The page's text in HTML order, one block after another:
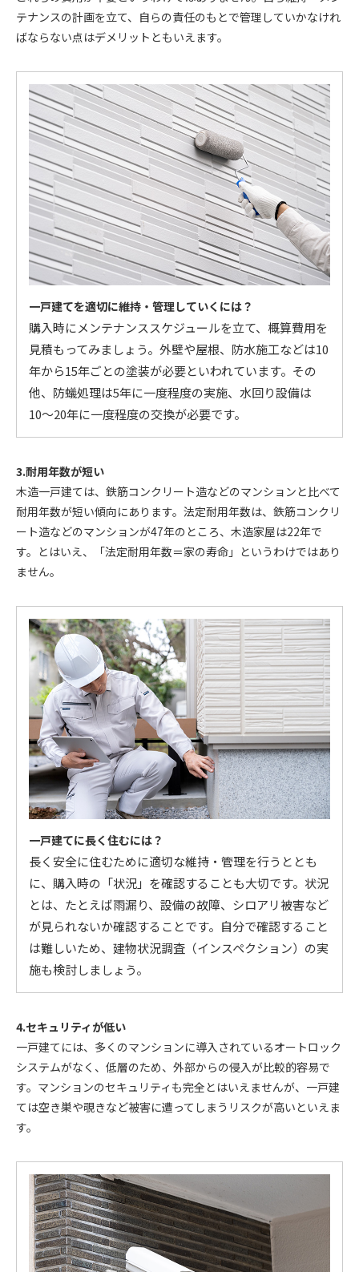
テナンスの計画を立て、自らの責任のもとで管理していかなけれ
ばならない点はデメリットともいえます。
一戸建てを適切に維持・管理していくには？
購入時にメンテナンススケジュールを立て、概算費用を
見積もってみましょう。外壁や屋根、防水施工などは10
年から15年ごとの塗装が必要といわれています。その
他、防蟻処理は5年に一度程度の実施、水回り設備は
10〜20年に一度程度の交換が必要です。
3.耐用年数が短い
木造一戸建ては、鉄筋コンクリート造などのマンションと比べて
耐用年数が短い傾向にあります。法定耐用年数は、鉄筋コンクリ
ート造などのマンションが47年のところ、木造家屋は22年で
す。とはいえ、「法定耐用年数＝家の寿命」というわけではあり
ません。
一戸建てに長く住むには？
長く安全に住むために適切な維持・管理を行うととも
に、購入時の「状況」を確認することも大切です。状況
とは、たとえば雨漏り、設備の故障、シロアリ被害など
が見られないか確認することです。自分で確認すること
は難しいため、建物状況調査（インスペクション）の実
施も検討しましょう。
4.セキュリティが低い
一戸建てには、多くのマンションに導入されているオートロック
システムがなく、低層のため、外部からの侵入が比較的容易で
す。マンションのセキュリティも完全とはいえませんが、一戸建
ては空き巣や覗きなど被害に遭ってしまうリスクが高いといえま
す。